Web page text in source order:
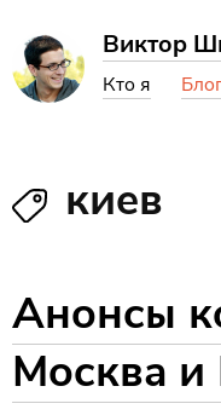
Виктор
Кто я Блог
киев
Анонсы
Москва и